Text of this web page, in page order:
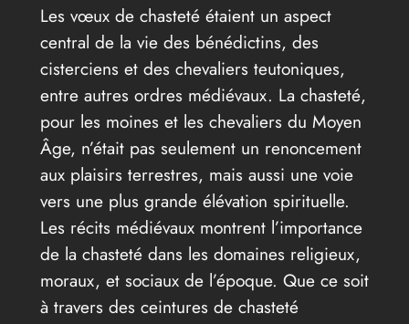
Les vœux de chasteté étaient un aspect
central de la vie des bénédictins, des
cisterciens et des chevaliers teutoniques,
entre autres ordres médiévaux. La chasteté,
pour les moines et les chevaliers du Moyen
Âge, n’était pas seulement un renoncement
aux plaisirs terrestres, mais aussi une voie
vers une plus grande élévation spirituelle.
Les récits médiévaux montrent l’importance
de la chasteté dans les domaines religieux,
moraux, et sociaux de l’époque. Que ce soit
à travers des ceintures de chasteté